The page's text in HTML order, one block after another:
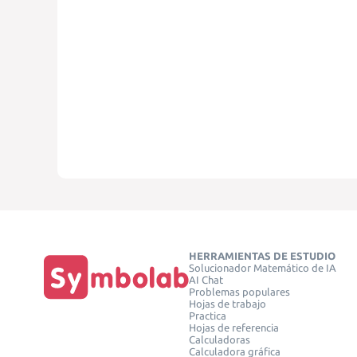
HERRAMIENTAS DE ESTUDIO
Solucionador Matemático de IA
AI Chat
Problemas populares
Hojas de trabajo
Practica
Hojas de referencia
Calculadoras
Calculadora gráfica